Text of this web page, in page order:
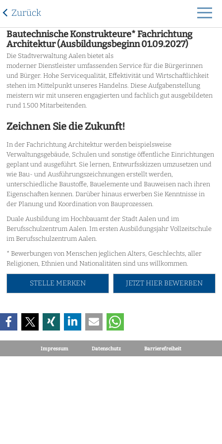
Zurück
Bautechnische Konstrukteure* Fachrichtung
Architektur (Ausbildungsbeginn 01.09.2027)
Die Stadtverwaltung Aalen bietet als
moderner Dienstleister umfassenden Service für die Bürgerinnen
und Bürger. Hohe Servicequalität, Effektivität und Wirtschaftlichkeit
stehen im Mittelpunkt unseres Handelns. Diese Aufgabenstellung
meistern wir mit unseren engagierten und fachlich gut ausgebildeten
rund 1.500 Mitarbeitenden.
Zeichnen Sie die Zukunft!
In der Fachrichtung Architektur werden beispielsweise
Verwaltungsgebäude, Schulen und sonstige öffentliche Einrichtungen
geplant und ausgeführt. Sie lernen, Entwurfsskizzen umzusetzen und
wie Bau- und Ausführungszeichnungen erstellt werden,
unterschiedliche Baustoffe, Bauelemente und Bauweisen nach ihren
Eigenschaften kennen. Darüber hinaus erwerben Sie Kenntnisse in
der Planung und Koordination von Bauprozessen.
Duale Ausbildung im Hochbauamt der Stadt Aalen und im
Berufsschulzentrum Aalen. Im ersten Ausbildungsjahr Vollzeitschule
im Berufsschulzentrum Aalen.
* Bewerbungen von Menschen jeglichen Alters, Geschlechts, aller
Religionen, Ethnien und Nationalitäten sind uns willkommen.
JETZT HIER BEWERBEN
STELLE MERKEN
Impressum Datenschutz Barrierefreiheit